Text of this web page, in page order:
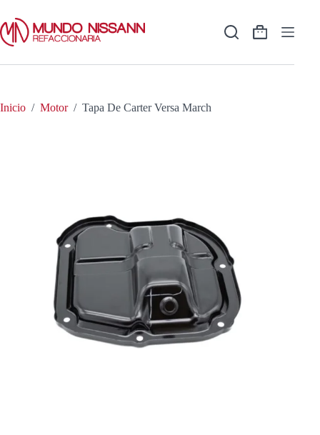
contenido
Shopping
Inicio / Motor / Tapa De Carter Versa March